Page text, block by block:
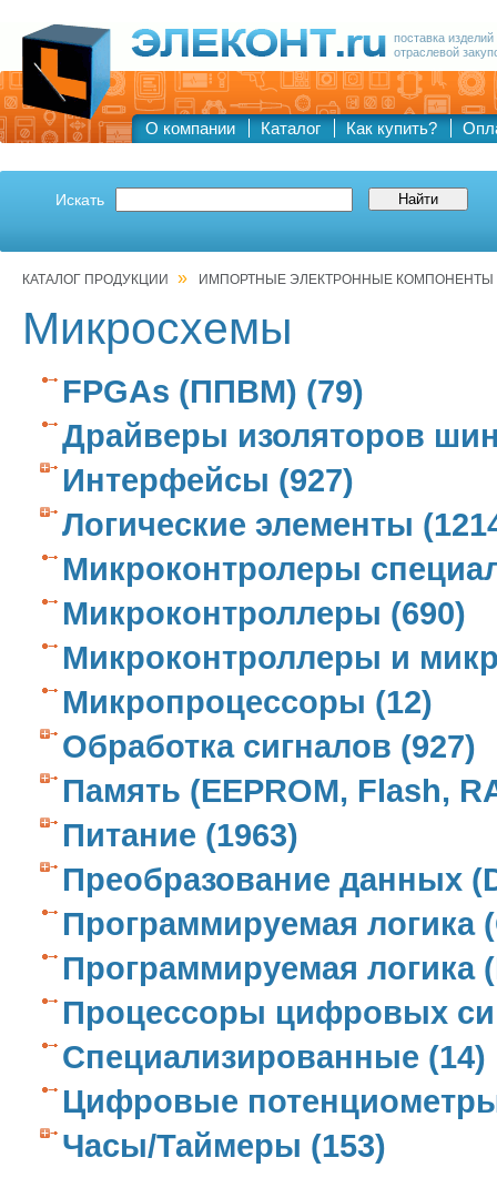
поставка
отраслевой
О компании Каталог Как купить?
Искать
КАТАЛОГ ПРОДУКЦИИ » ИМПОРТНЫЕ ЭЛЕКТРОННЫЕ КОМПОНЕНТЫ
Микросхемы
FPGAs (ППВМ) (79)
Драйверы изоляторов
Интерфейсы (927)
Логические элементы
Микроконтролеры
Микроконтроллеры (690)
Микроконтроллеры и
Микропроцессоры (12)
Обработка сигналов (927)
Память (EEPROM, Flash,
Питание (1963)
Преобразование данных
Программируемая логика
Программируемая логика
Процессоры цифровых
Специализированные (14)
Цифровые
Часы/Таймеры (153)